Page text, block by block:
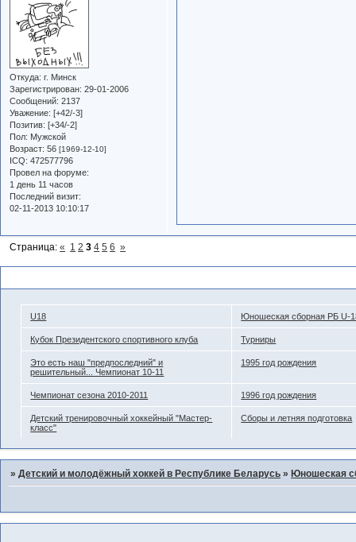
Откуда: г. Минск
Зарегистрирован: 29-01-2006
Сообщений: 2137
Уважение: [+42/-3]
Позитив: [+34/-2]
Пол: Мужской
Возраст: 56 [1969-12-10]
ICQ: 472577796
Провел на форуме:
1 день 11 часов
Последний визит:
02-11-2013 10:10:17
Страница:« 1 2 3 4 5 6 »
U18 Юношеская сборная РБ U-
Кубок Президентского спортивного клуба Турниры
Это есть наш "предпоследний" и
решительный... Чемпионат 10-11
1995 год рождения
Чемпионат сезона 2010-2011 1996 год рождения
Детский тренировочный хоккейный "Мастер-
класс"
Сборы и летняя подготовка
»Детский и молодёжный хоккей в Республике Беларусь »Юношеская